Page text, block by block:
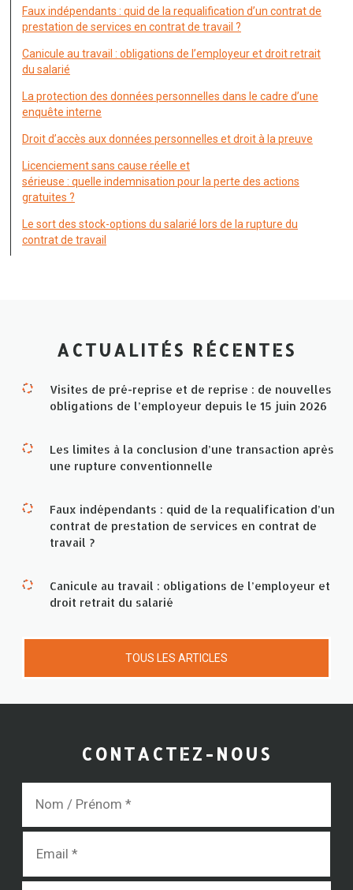
Faux indépendants : quid de la requalification d’un contrat de
prestation de services en contrat de travail ?
Canicule au travail : obligations de l’employeur et droit retrait
du salarié
La protection des données personnelles dans le cadre d’une
enquête interne
Droit d’accès aux données personnelles et droit à la preuve
Licenciement sans cause réelle et
sérieuse : quelle indemnisation pour la perte des actions
gratuites ?
Le sort des stock-options du salarié lors de la rupture du
contrat de travail
ACTUALITÉS RÉCENTES
Visites de pré-reprise et de reprise : de nouvelles
obligations de l’employeur depuis le 15 juin 2026
Les limites à la conclusion d’une transaction après
une rupture conventionnelle
Faux indépendants : quid de la requalification d’un
contrat de prestation de services en contrat de
travail ?
Canicule au travail : obligations de l’employeur et
droit retrait du salarié
TOUS LES ARTICLES
CONTACTEZ-NOUS